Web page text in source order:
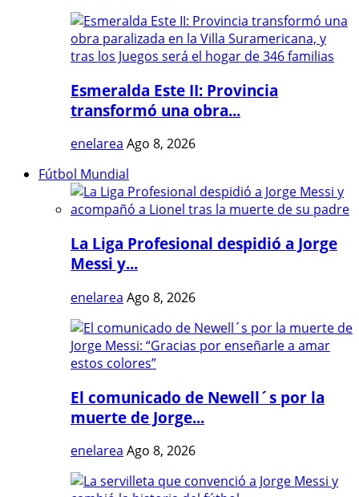
Esmeralda Este II: Provincia
transformó una obra...
enelarea Ago 8, 2026
Fútbol Mundial
La Liga Profesional despidió a Jorge
Messi y...
enelarea Ago 8, 2026
El comunicado de Newell´s por la
muerte de Jorge...
enelarea Ago 8, 2026